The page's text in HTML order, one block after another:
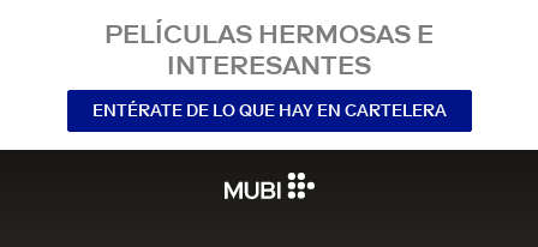
PELÍCULAS HERMOSAS E
INTERESANTES
ENTÉRATE DE LO QUE HAY EN CARTELERA